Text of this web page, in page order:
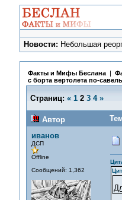
Новости: Небольшая
Факты и Мифы Беслана|
с борта вертолета по-
Страниц: « 1 2 3 4 »
Автор
иванов
ДСП
Offline
Сообщений: 1,362